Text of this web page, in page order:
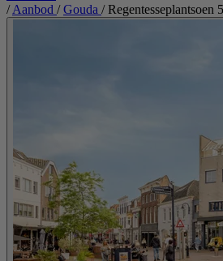
/ Aanbod / Gouda / Regentesseplantsoen